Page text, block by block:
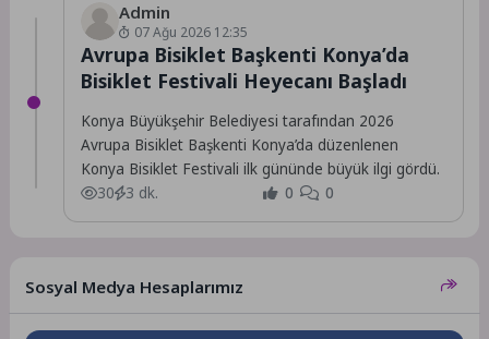
Admin
07 Ağu 2026 12:35
Avrupa Bisiklet Başkenti Konya’da
Bisiklet Festivali Heyecanı Başladı
Konya Büyükşehir Belediyesi tarafından 2026
Avrupa Bisiklet Başkenti Konya’da düzenlenen
Konya Bisiklet Festivali ilk gününde büyük ilgi gördü.
30
3 dk. 0 0
Sosyal Medya Hesaplarımız